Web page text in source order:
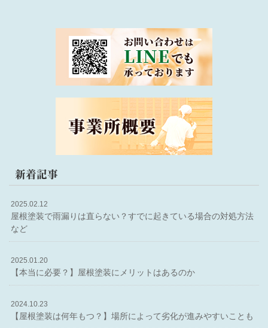
新着記事
2025.02.12
屋根塗装で雨漏りは直らない？すでに起きている場合の対処方法
など
2025.01.20
【本当に必要？】屋根塗装にメリットはあるのか
2024.10.23
【屋根塗装は何年もつ？】場所によって劣化が進みやすいことも